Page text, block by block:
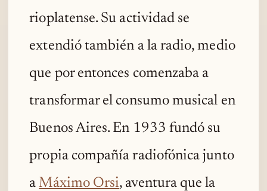
rioplatense. Su actividad se
extendió también a la radio, medio
que por entonces comenzaba a
transformar el consumo musical en
Buenos Aires. En 1933 fundó su
propia compañía radiofónica junto
aMáximo Orsi, aventura que la